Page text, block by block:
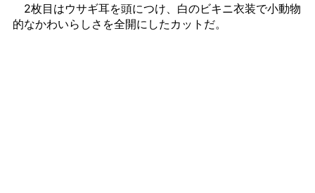
2枚目はウサギ耳を頭につけ、白のビキニ衣装で小動物
的なかわいらしさを全開にしたカットだ。